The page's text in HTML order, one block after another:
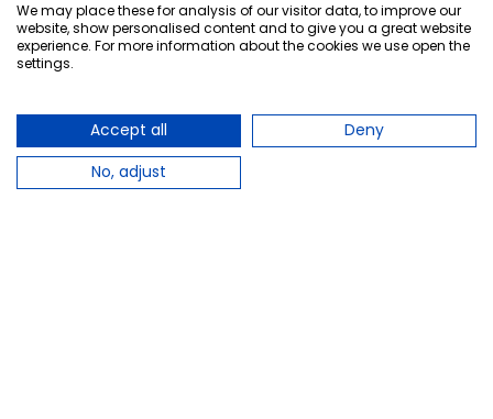
We may place these for analysis of our visitor data, to improve our
website, show personalised content and to give you a great website
experience. For more information about the cookies we use open the
settings.
Accept all
Deny
No, adjust